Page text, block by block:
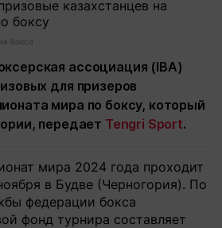
бокса
ассоциация (IBA)
для призеров
мира по боксу, который
передает Tengri Sport.
мира 2024 года проходит
в Будве (Черногория). По
федерации бокса
фонд турнира составляет